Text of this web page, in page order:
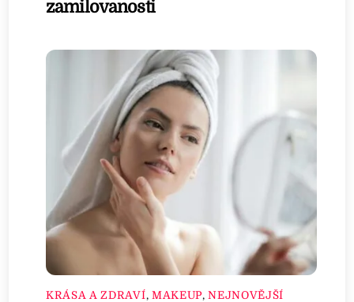
zamilovanosti
KRÁSA A ZDRAVÍ, MAKEUP,NEJNOVĚJŠÍ